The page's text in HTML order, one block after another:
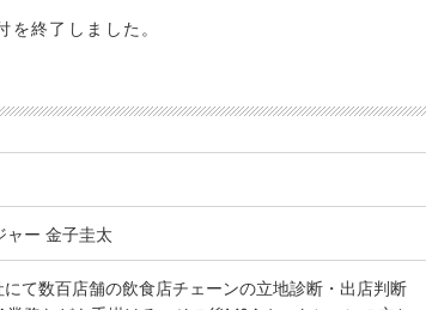
を終了しました。
ー 金子圭太
て数百店舗の飲食店チェーンの立地診断・出店判断